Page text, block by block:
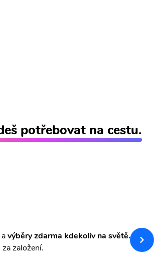
potřebovat na cestu.
avýběry zdarma kdekoliv na světě.
založení.